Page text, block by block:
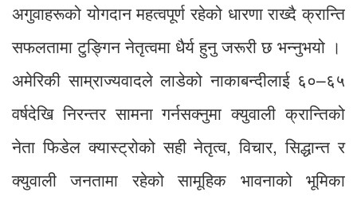
अगुवाहरूको योगदान महत्वपूर्ण रहेको धारणा राख्दै क्रान्ति
सफलतामा टुङ्गिन नेतृत्वमा धैर्य हुनु जरूरी छ भन्नुभयो ।
अमेरिकी साम्राज्यवादले लाडेको नाकाबन्दीलाई ६०–६५
वर्षदेखि निरन्तर सामना गर्नसक्नुमा क्युवाली क्रान्तिको
नेता फिडेल क्यास्ट्रोको सही नेतृत्व, विचार, सिद्धान्त र
क्युवाली जनतामा रहेको सामूहिक भावनाको भूमिका